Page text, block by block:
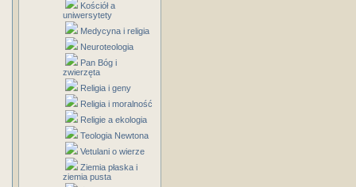
Kościół a
uniwersytety
Medycyna i religia
Neuroteologia
Pan Bóg i
zwierzęta
Religia i geny
Religia i moralność
Religie a ekologia
Teologia Newtona
Vetulani o wierze
Ziemia płaska i
ziemia pusta